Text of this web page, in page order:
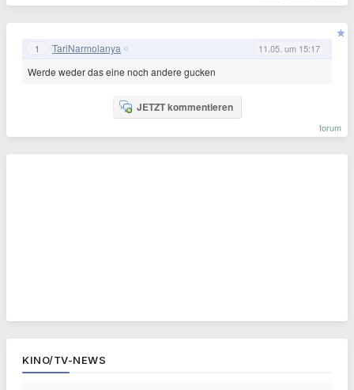
1 TariNarmolanya 11.05. um 15:17
Werde weder das eine noch andere gucken
JETZT kommentieren
forum
KINO/TV-NEWS